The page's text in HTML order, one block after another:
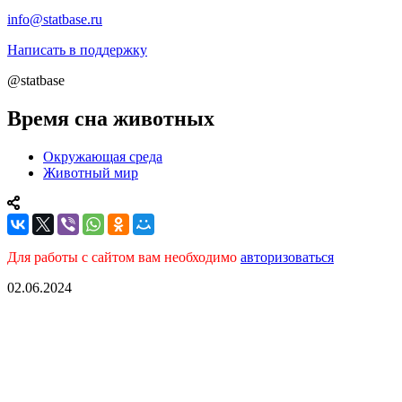
info@statbase.ru
Написать в поддержку
@statbase
Время сна животных
Окружающая среда
Животный мир
Для работы с сайтом вам необходимо авторизоваться
02.06.2024